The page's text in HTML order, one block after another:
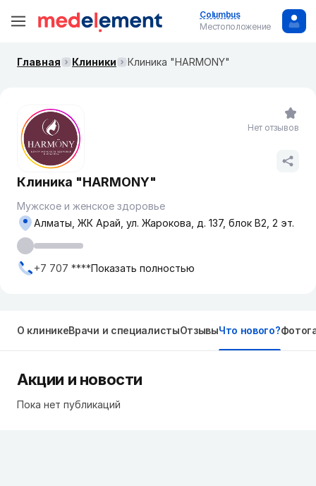
Columbus
Местоположение
Главная Клиники Клиника "HARMONY"
Клиника "HARMONY"
Мужское и женское здоровье
Алматы, ​ЖК Арай​, ул. Жарокова, д. 137, блок В2, 2 эт.
+7 707 ****Показать полностью
Нет отзывов
О клиникеВрачи и специалистыОтзывыЧто нового?
Акции и новости
Пока нет публикаций